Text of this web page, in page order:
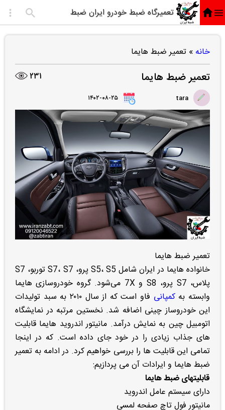
تعمیرگاه ضبط خودرو ایران ضبط
خانه » تعمیر ضبط هایما
تعمیر ضبط هایما 231
tara ۱۴۰۲-۰۸-۲۵
تعمیر ضبط هایما
خانواده هایما در ایران شامل S5، S5 پرو، S7، S7 توربو، S7
پلاس، S7 پرو، S8 و 7X می‌شود. گروه خودروسازی هایما
وابسته بهکمپانی
فاو است که از سال ۲۰۱۰ به سبد تولیدات
این خودروساز چینی اضافه شد. نخستین مرتبه در نمایشگاه
اتومبیل چین به نمایش درآمد. مانیتور اندروید هایما قابلیت
های جذاب زیادی را در خود جای داده است. که در اینجا
تمامی این قابلیت ها را بررسی خواهیم کرد. در ادامه به تعمیر
ضبط هایما و ایرادات آن می پردازیم:
قابلیتهای ضبط هایما
دارای سیستم عامل اندروید
مانیتور فول تاچ صفحه لمسی